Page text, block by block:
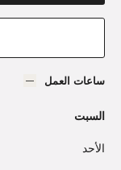
ساعات العمل
السبت
الأحد